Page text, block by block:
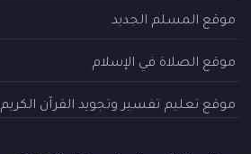
موقع المسلم الجديد
موقع الصلاة في الإسلام
موقع تعليم تفسير وتجويد القرآن الكريم